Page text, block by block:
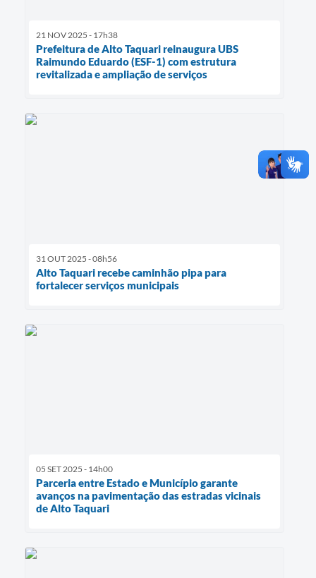
21 NOV 2025 - 17h38
Prefeitura de Alto Taquari reinaugura UBS
Raimundo Eduardo (ESF-1) com estrutura
revitalizada e ampliação de serviços
31 OUT 2025 - 08h56
Alto Taquari recebe caminhão pipa para
fortalecer serviços municipais
05 SET 2025 - 14h00
Parceria entre Estado e Município garante
avanços na pavimentação das estradas vicinais
de Alto Taquari